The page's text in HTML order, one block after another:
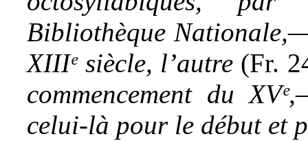
Bibliothèque
XIIIᵉ siècle, l’autre(Fr.
commencement du
celui-là pour le début et